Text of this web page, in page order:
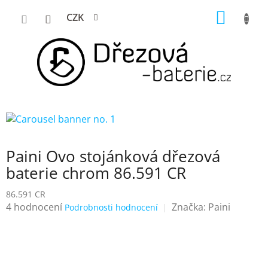
CZK
Paini Ovo stojánková dřezová
baterie chrom 86.591 CR
86.591 CR
Průměrné
4 hodnocení Podrobnosti hodnocení Značka: Paini